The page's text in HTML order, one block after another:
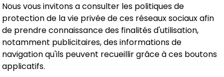
Nous vous invitons a consulter les politiques de
protection de la vie privée de ces réseaux sociaux afin
de prendre connaissance des finalités d'utilisation,
notamment publicitaires, des informations de
navigation qu'ils peuvent recueillir grâce à ces boutons
applicatifs.